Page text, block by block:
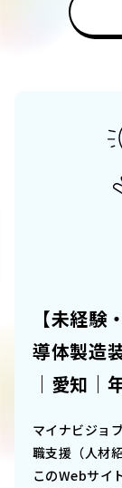
【未経
導体製造
｜愛知｜
マイナビジョ
職支援（人材
このWebサイ